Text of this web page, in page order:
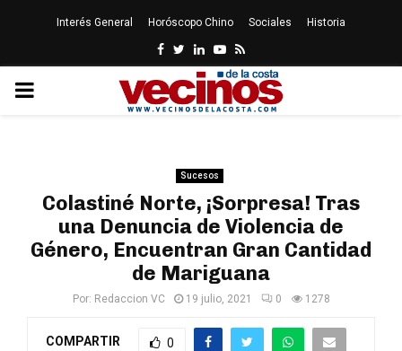
Interés General Horóscopo Chino Sociales Historia
Facebook
Twitter
LinkedinYoutube
Rss
PRIMARY
Sucesos
Colastiné Norte, ¡Sorpresa! Tras
una Denuncia de Violencia de
Género, Encuentran Gran Cantidad
de Mariguana
Por: Redaccion VC 19 julio, 2021 0 1278
COMPARTIR 0